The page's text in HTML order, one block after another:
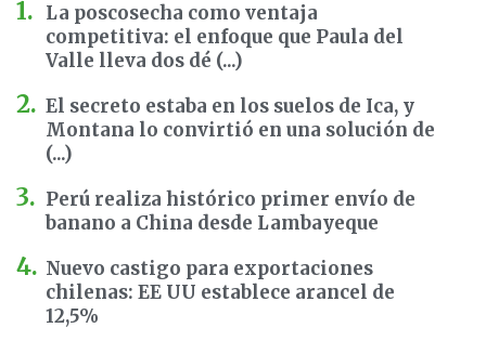
La poscosecha como ventaja
competitiva: el enfoque que Paula del
Valle lleva dos dé (...)
El secreto estaba en los suelos de Ica, y
Montana lo convirtió en una solución de
(...)
Perú realiza histórico primer envío de
banano a China desde Lambayeque
Nuevo castigo para exportaciones
chilenas: EE UU establece arancel de
12,5%